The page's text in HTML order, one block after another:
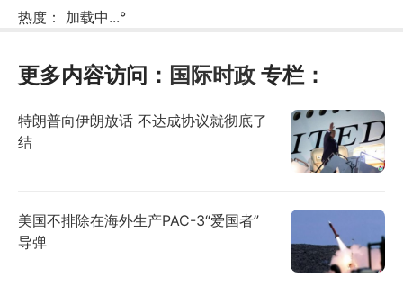
热度： 加载中...°
更多内容访问： 国际时政 专栏：
特朗普向伊朗放话 不达成协议就彻底了
结
美国不排除在海外生产PAC-3“爱国者”
导弹